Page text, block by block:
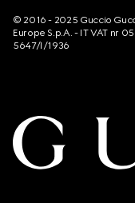
© 2016 - 2025 Guccio
Europe S.p.A. - IT VAT nr
5647/I/1936